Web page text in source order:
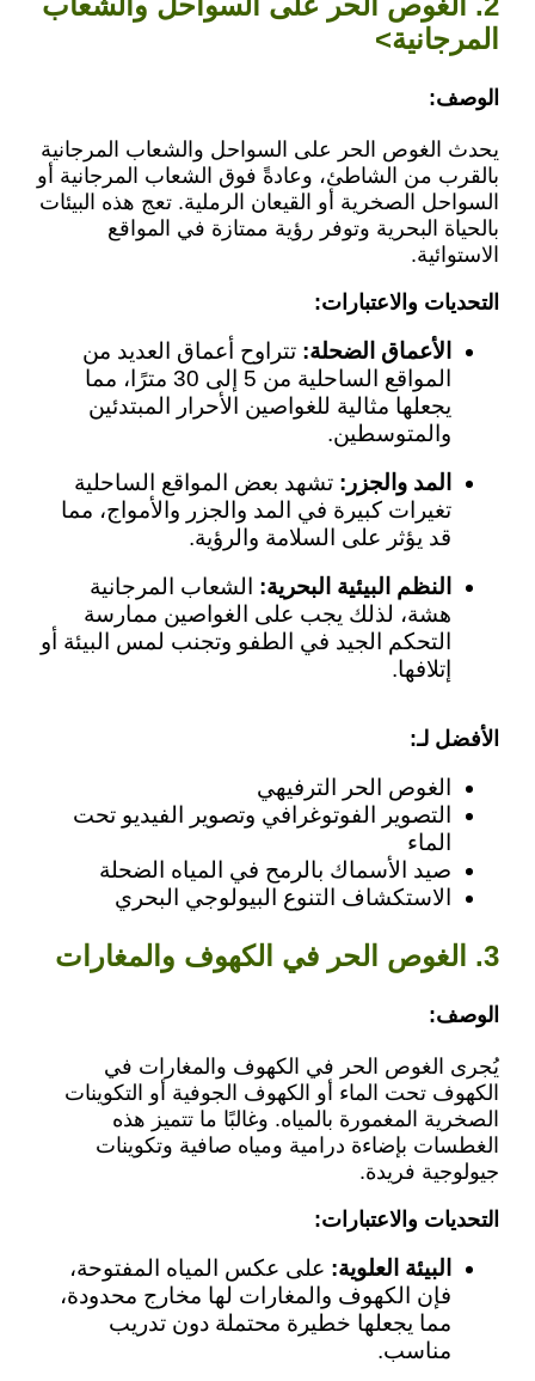
المرجانية>
الوصف:
يحدث الغوص الحر على السواحل والشعاب المرجانية
بالقرب من الشاطئ، وعادةً فوق الشعاب المرجانية أو
السواحل الصخرية أو القيعان الرملية. تعج هذه البيئات
بالحياة البحرية وتوفر رؤية ممتازة في المواقع
الاستوائية.
التحديات والاعتبارات:
الأعماق الضحلة: تتراوح أعماق العديد من
المواقع الساحلية من 5 إلى 30 مترًا، مما
يجعلها مثالية للغواصين الأحرار المبتدئين
والمتوسطين.
المد والجزر: تشهد بعض المواقع الساحلية
تغيرات كبيرة في المد والجزر والأمواج، مما
قد يؤثر على السلامة والرؤية.
النظم البيئية البحرية: الشعاب المرجانية
هشة، لذلك يجب على الغواصين ممارسة
التحكم الجيد في الطفو وتجنب لمس البيئة أو
إتلافها.
الأفضل لـ:
الغوص الحر الترفيهي
التصوير الفوتوغرافي وتصوير الفيديو تحت
الماء
صيد الأسماك بالرمح في المياه الضحلة
الاستكشاف التنوع البيولوجي البحري
3. الغوص الحر في الكهوف والمغارات
الوصف:
يُجرى الغوص الحر في الكهوف والمغارات في
الكهوف تحت الماء أو الكهوف الجوفية أو التكوينات
الصخرية المغمورة بالمياه. وغالبًا ما تتميز هذه
الغطسات بإضاءة درامية ومياه صافية وتكوينات
جيولوجية فريدة.
التحديات والاعتبارات:
البيئة العلوية: على عكس المياه المفتوحة،
فإن الكهوف والمغارات لها مخارج محدودة،
مما يجعلها خطيرة محتملة دون تدريب
مناسب.